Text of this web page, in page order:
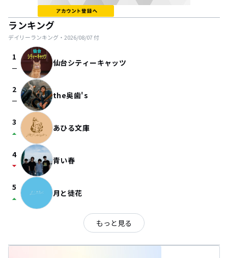
ランキング
デイリーランキング・ 2026/08/07付
1
check_indeterminate_small 仙台シティーキャッツ
2
check_indeterminate_small the奥歯's
3
arrow_drop_up あひる文庫
4
arrow_drop_down 青い春
5
arrow_drop_up 月と徒花
もっと見る